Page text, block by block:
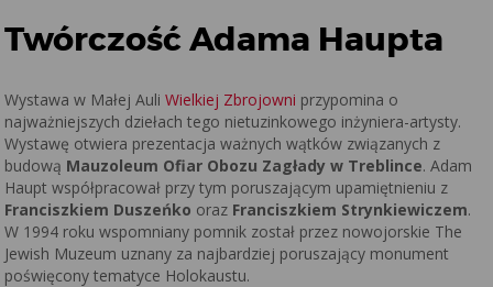
Twórczość Adama Haupta
Wystawa w Małej AuliWielkiej Zbrojowni przypomina o
najważniejszych dziełach tego nietuzinkowego inżyniera-artysty.
Wystawę otwiera prezentacja ważnych wątków związanych z
budową Mauzoleum Ofiar Obozu Zagłady w Treblince. Adam
Haupt współpracował przy tym poruszającym upamiętnieniu z
Franciszkiem Duszeńko oraz Franciszkiem Strynkiewiczem.
W 1994 roku wspomniany pomnik został przez nowojorskie The
Jewish Muzeum uznany za najbardziej poruszający monument
poświęcony tematyce Holokaustu.